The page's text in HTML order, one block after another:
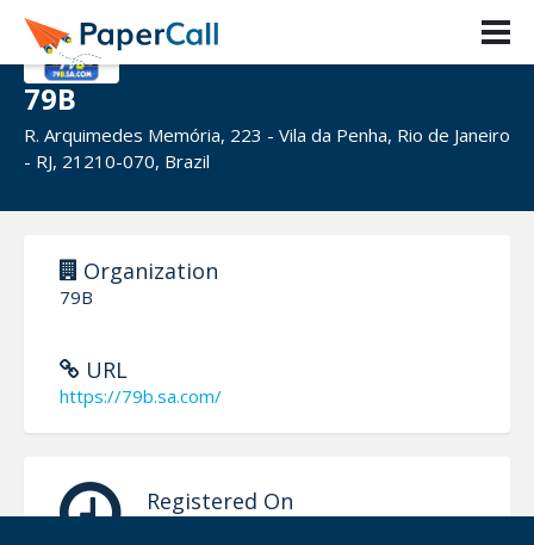
79B
R. Arquimedes Memória, 223 - Vila da Penha, Rio de Janeiro
- RJ, 21210-070, Brazil
Organization
79B
URL
https://79b.sa.com/
Registered On